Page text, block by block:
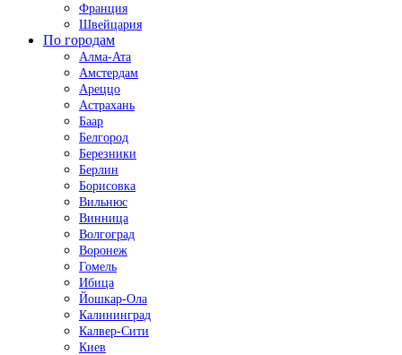
Франция
Швейцария
По городам
Алма-Ата
Амстердам
Ареццо
Астрахань
Баар
Белгород
Березники
Берлин
Борисовка
Вильнюс
Винница
Волгоград
Воронеж
Гомель
Ибица
Йошкар-Ола
Калининград
Калвер-Сити
Киев